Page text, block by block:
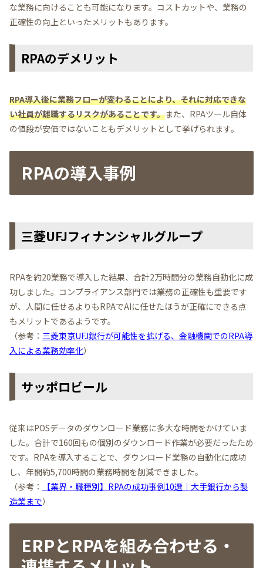
な業務に向けることも可能になります。コストカットや、業務の
正確性の向上といったメリットもあります。
RPAのデメリット
RPA導入後に業務フローが変わることにより、それに対応できな
い社員が離職するリスクがあることです。また、RPAツール自体
の値段が安価ではないこともデメリットとして挙げられます。
RPAの導入事例
三菱UFJフィナンシャルグループ
RPAを約20業務で導入した結果、合計2万時間分の業務自動化に成
功しました。コンプライアンス部門では業務の正確性も重要です
が、人間に任せるよりもRPAでAIに任せたほうが正確にできる点
もメリットであるようです。
（参考： 三菱東京UFJ銀行が可能性を拡げる、金融機関でのRPA導
入による業務効率化）
サッポロビール
従来はPOSデータのダウンロード業務に多大な時間をかけていま
した。合計で160回もの個別のダウンロード作業が必要だったため
です。RPAを導入することで、ダウンロード業務の自動化に成功
し、年間約5,700時間の業務時間を削減できました。
（参考：
【業界・職種別】RPAの成功事例10選｜大手銀行から製
造業まで）
ERPとRPAを組み合わせる・